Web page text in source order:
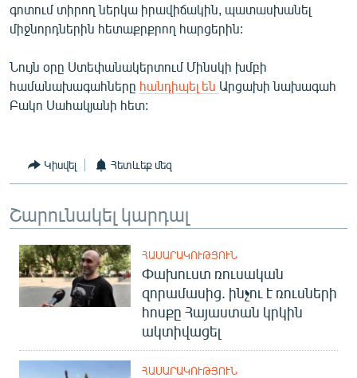
ՀԵՏԵՎԵՔ ՄԵԶ
«Ազատության» բոլոր կայքերը
գոտում տիրող ներկա իրավիճակին, պատասխանել
միջնորդներին հետաքրքրող հարցերին:
Նույն օրը Ստեփանակերտում Մինսկի խմբի
համանախագահները հանդիպել են Արցախի նախագահ
Բակո Սահակյանի հետ:
Կիսվել Հետևեք մեզ
Շարունակել կարդալ
ՀԱՍԱՐԱԿՈՒԹՅՈՒՆ
Փախուստ ռուսական
զորամասից. ինչու է ռուսների
հոսքը Հայաստան կրկին
ակտիվացել
ՀԱՍԱՐԱԿՈՒԹՅՈՒՆ